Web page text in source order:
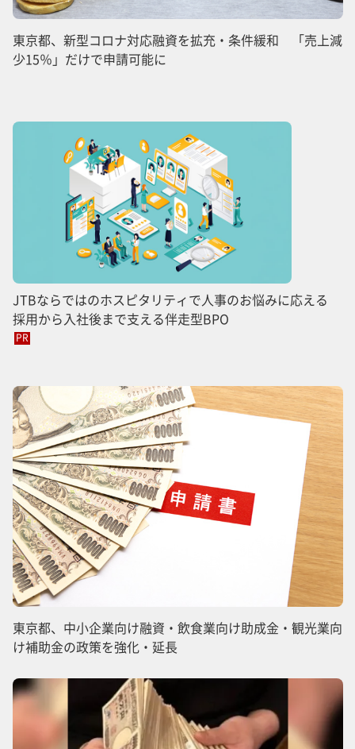
東京都、新型コロナ対応融資を拡充・条件緩和 「売上減
少15％」だけで申請可能に
JTBならではのホスピタリティで人事のお悩みに応える
採用から入社後まで支える伴走型BPO
PR
東京都、中小企業向け融資・飲食業向け助成金・観光業向
け補助金の政策を強化・延長